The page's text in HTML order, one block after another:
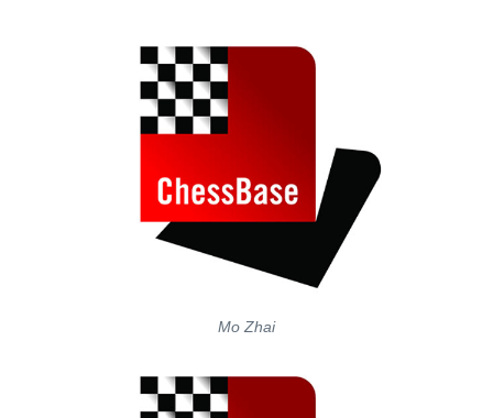
Mo Zhai